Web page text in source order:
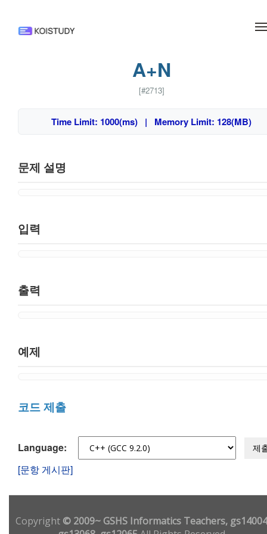
A+N
[#2713]
Time Limit: 1000(ms) | Memory Limit: 128(MB)
문제 설명
입력
출력
예제
코드 제출
Language: 제
[문항 게시판]
Copyright© 2009~ GSHS Informatics Teachers,